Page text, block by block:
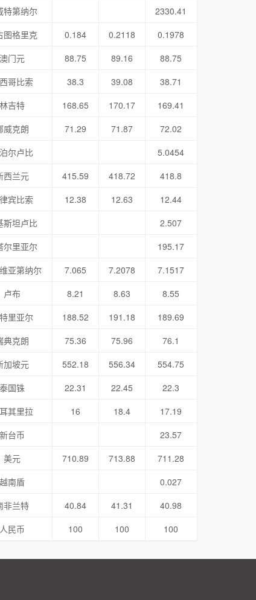
特第纳尔
2330.41
图格里克
0.184 0.2118
0.1978
澳门元
88.75 89.16
88.75
哥比索
38.3 39.08
38.71
林吉特
168.65 170.17
169.41
威克朗
71.29 71.87
72.02
尔卢比
5.0454
西兰元
415.59 418.72
418.8
宾比索
12.38 12.63
12.44
斯坦卢比
2.507
尔里亚尔
195.17
亚第纳尔
7.065 7.2078
7.1517
卢布
8.21 8.63
8.55
里亚尔
188.52 191.18
189.69
典克朗
75.36 75.96
76.1
加坡元
552.18 556.34
554.75
泰国铢
22.31 22.45
22.3
其里拉
16 18.4
17.19
新台币
23.57
美元
710.89 713.88
711.28
越南盾
0.027
非兰特
40.84 41.31
40.98
人民币
100 100 100